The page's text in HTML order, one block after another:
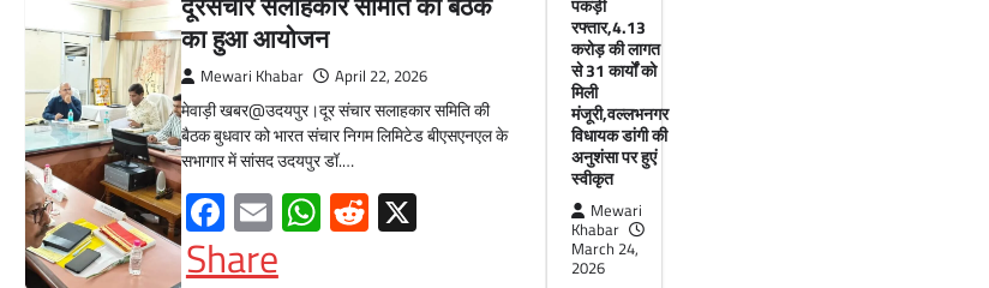
का हुआ आयोजन
Mewari Khabar April 22, 2026
मेवाड़ी खबर@उदयपुर।दूर संचार सलाहकार समिति की
बैठक बुधवार को भारत संचार निगम लिमिटेड बीएसएनएल के
सभागार में सांसद उदयपुर डॉ.…
Facebook
EmailWhatsApp
Reddit
X
Share
पकड़ी
रफ्तार,4.13
करोड़ की लागत
से 31 कार्यों को
मिली
मंजूरी,वल्लभनगर
विधायक डांगी की
अनुशंसा पर हुएं
स्वीकृत
Mewari
Khabar
March 24,
2026